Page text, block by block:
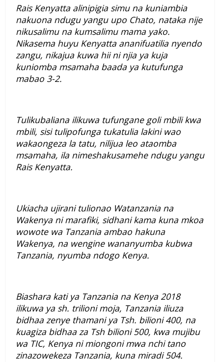
Rais Kenyatta alinipigia simu na kuniambia
nakuona ndugu yangu upo Chato, nataka nije
nikusalimu na kumsalimu mama yako.
Nikasema huyu Kenyatta ananifuatilia nyendo
zangu, nikajua kuwa hii ni njia ya kuja
kuniomba msamaha baada ya kutufunga
mabao 3-2.
Tulikubaliana ilikuwa tufungane goli mbili kwa
mbili, sisi tulipofunga tukatulia lakini wao
wakaongeza la tatu, nilijua leo ataomba
msamaha, ila nimeshakusamehe ndugu yangu
Rais Kenyatta.
Ukiacha ujirani tulionao Watanzania na
Wakenya ni marafiki, sidhani kama kuna mkoa
wowote wa Tanzania ambao hakuna
Wakenya, na wengine wananyumba kubwa
Tanzania, nyumba ndogo Kenya.
Biashara kati ya Tanzania na Kenya 2018
ilikuwa ya sh. trilioni moja, Tanzania iliuza
bidhaa zenye thamani ya Tsh. bilioni 400, na
kuagiza bidhaa za Tsh bilioni 500, kwa mujibu
wa TIC, Kenya ni miongoni mwa nchi tano
zinazowekeza Tanzania, kuna miradi 504.